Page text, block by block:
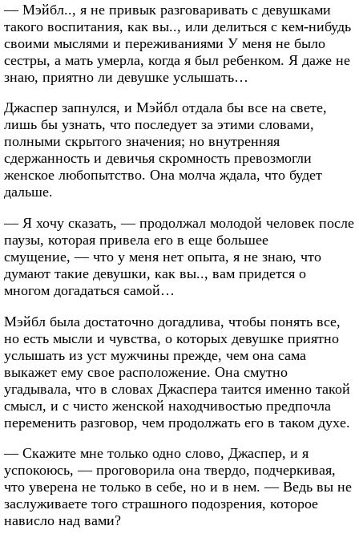
— Мэйбл.., я не привык разговаривать с девушками
такого воспитания, как вы.., или делиться с кем-нибудь
своими мыслями и переживаниями У меня не было
сестры, а мать умерла, когда я был ребенком. Я даже не
знаю, приятно ли девушке услышать…
Джаспер запнулся, и Мэйбл отдала бы все на свете,
лишь бы узнать, что последует за этими словами,
полными скрытого значения; но внутренняя
сдержанность и девичья скромность превозмогли
женское любопытство. Она молча ждала, что будет
дальше.
— Я хочу сказать, — продолжал молодой человек после
паузы, которая привела его в еще большее
смущение, — что у меня нет опыта, я не знаю, что
думают такие девушки, как вы.., вам придется о
многом догадаться самой…
Мэйбл была достаточно догадлива, чтобы понять все,
но есть мысли и чувства, о которых девушке приятно
услышать из уст мужчины прежде, чем она сама
выкажет ему свое расположение. Она смутно
угадывала, что в словах Джаспера таится именно такой
смысл, и с чисто женской находчивостью предпочла
переменить разговор, чем продолжать его в таком духе.
— Скажите мне только одно слово, Джаспер, и я
успокоюсь, — проговорила она твердо, подчеркивая,
что уверена не только в себе, но и в нем. — Ведь вы не
заслуживаете того страшного подозрения, которое
нависло над вами?